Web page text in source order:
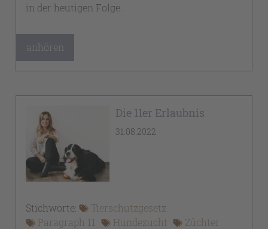
in der heutigen Folge.
anhören
Die 11er Erlaubnis
31.08.2022
Stichworte:
Tierschutzgesetz
Paragraph 11
Hundezucht
Züchter